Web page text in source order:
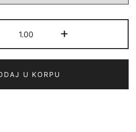
195
CflS1
+
U KORPU